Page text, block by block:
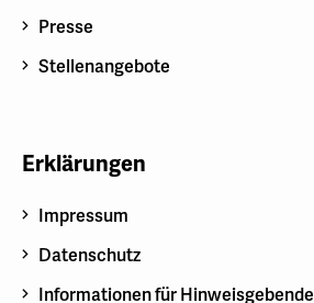
Presse
Stellenangebote
Erklärungen
Impressum
Datenschutz
Informationen für Hinweisgebende